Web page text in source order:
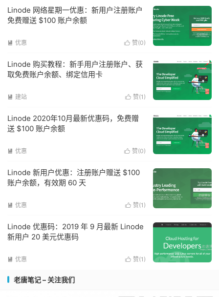
Linode 网络星期一优惠：新用户注册账户
免费赠送 $100 账户余额
 赞(0)
 优惠
Linode 购买教程：新手用户注册账户、获
取免费账户余额、绑定信用卡
 赞(1 )
 建站
Linode 2020年10月最新优惠码，免费赠
送 $100 账户余额
 赞(0)
 优惠
Linode 新用户优惠：注册账户赠送 $100
账户余额，有效期 60 天
 赞(1 )
 优惠
Linode 优惠码：2019 年 9 月最新 Linode
新用户 20 美元优惠码
 赞(1 )
 优惠
老唐笔记 – 关注我们